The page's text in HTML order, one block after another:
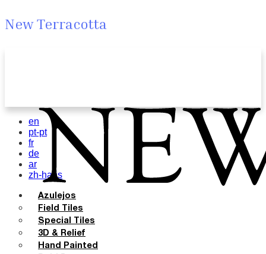
New Terracotta
en
pt-pt
fr
de
ar
zh-hans
Azulejos
Field Tiles
Special Tiles
3D & Relief
Hand Painted